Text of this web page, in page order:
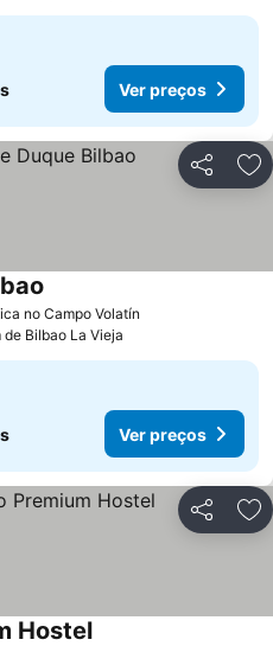
Ver preços
Partilhar
no Campo Volatín
de Bilbao La Vieja
Ver preços
Partilhar
Hostel